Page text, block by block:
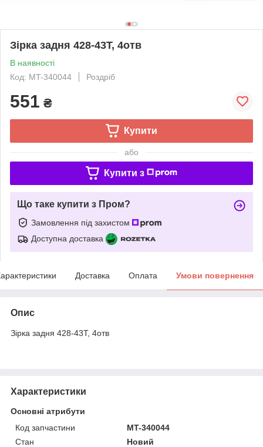
Зірка задня 428-43Т, 4отв
В наявності
Код: MT-340044
Роздріб
551 ₴
Купити
або
Купити з
Що таке купити з Пром?
Замовлення під захистом
Доступна доставка
Доставка Оплата Умови повернення
Опис
Зірка задня 428-43Т, 4отв
Характеристики
Основні атрибути
Код запчастини
MT-340044
Стан
Новий